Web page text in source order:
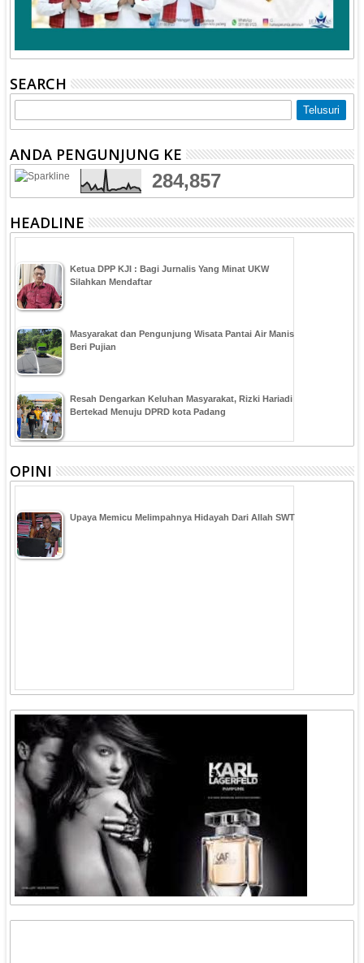
SEARCH
ANDA PENGUNJUNG KE
284,857
HEADLINE
Ketua DPP KJI : Bagi Jurnalis Yang Minat UKW
Silahkan Mendaftar
Masyarakat dan Pengunjung Wisata Pantai Air Manis
Beri Pujian
Resah Dengarkan Keluhan Masyarakat, Rizki Hariadi
Bertekad Menuju DPRD kota Padang
OPINI
Upaya Memicu Melimpahnya Hidayah Dari Allah SWT